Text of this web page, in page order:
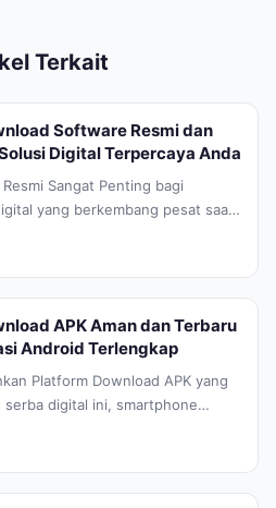
Terkait
Software Resmi dan
Digital Terpercaya Anda
Sangat Penting bagi
yang berkembang pesat saat
APK Aman dan Terbaru
Android Terlengkap
Platform Download APK yang
serba digital ini, smartphone